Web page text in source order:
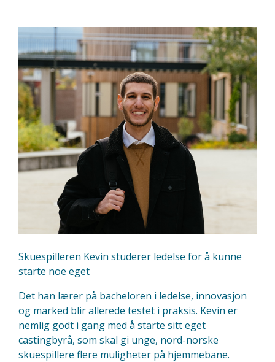
Skuespilleren Kevin studerer ledelse for å kunne
starte noe eget
Det han lærer på bacheloren i ledelse, innovasjon
og marked blir allerede testet i praksis. Kevin er
nemlig godt i gang med å starte sitt eget
castingbyrå, som skal gi unge, nord-norske
skuespillere flere muligheter på hjemmebane.